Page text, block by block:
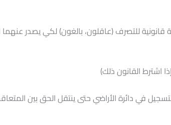
للتصرف (عاقلون، بالغون) لكي يصدر عنهما
اشترط القانون ذلك)
في دائرة الأراضي حتى ينتقل الحق بين